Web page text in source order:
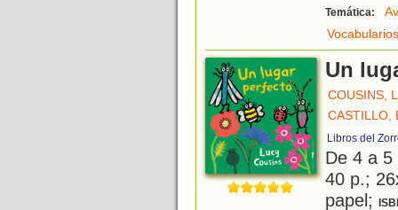
Temática:
Vocabularios
Un
COUSINS,
CASTILLO,
Libros del
De 4 a
40 p.;
papel;